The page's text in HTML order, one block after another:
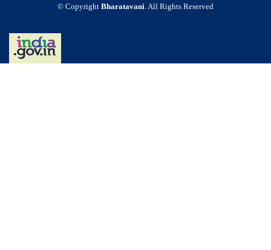
© Copyright Bharatavani. All Rights Reserved